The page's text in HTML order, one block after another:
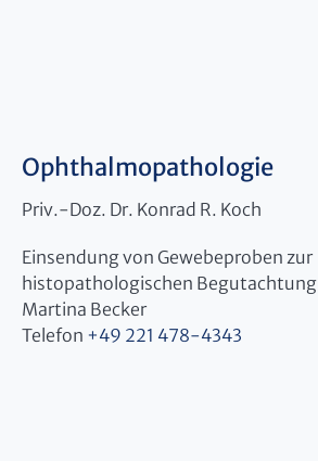
Ophthalmopathologie
Priv.-Doz. Dr. Konrad R. Koch
Einsendung von Gewebeproben zur
histopathologischen Begutachtung
Martina Becker
Telefon +49 221 478-4343